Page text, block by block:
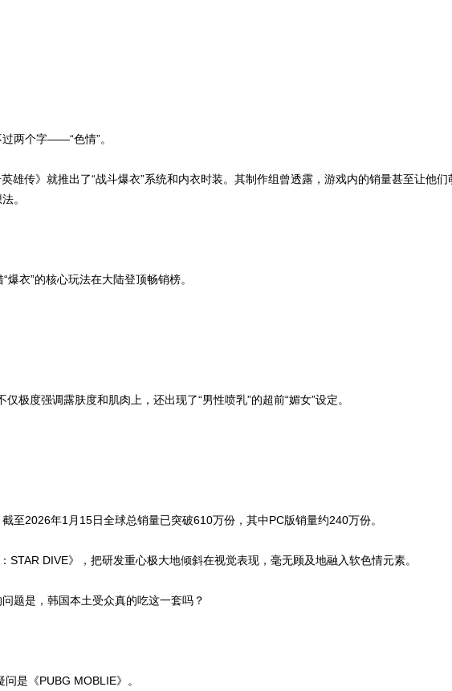
两个字——“色情”。
雄传》就推出了“战斗爆衣”系统和内衣时装。其制作组曾透露，游戏内的销量甚至让他们
。
衣”的核心玩法在大陆登顶畅销榜。
极度强调露肤度和肌肉上，还出现了“男性喷乳”的超前“媚女”设定。
至2026年1月15日全球总销量已突破610万份，其中PC版销量约240万份。
STAR DIVE》，把研发重心极大地倾斜在视觉表现，毫无顾及地融入软色情元素。
题是，韩国本土受众真的吃这一套吗？
是《PUBG MOBLIE》。